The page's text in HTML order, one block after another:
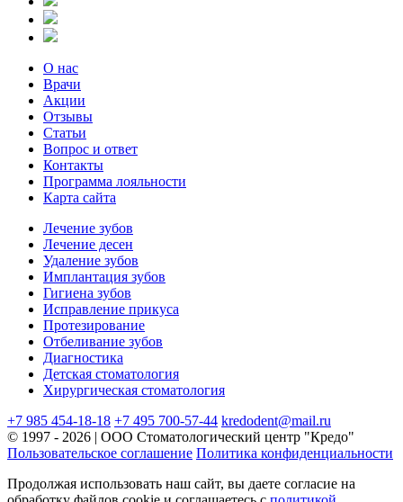
О нас
Врачи
Акции
Отзывы
Статьи
Вопрос и ответ
Контакты
Программа лояльности
Карта сайта
Лечение зубов
Лечение десен
Удаление зубов
Имплантация зубов
Гигиена зубов
Исправление прикуса
Протезирование
Отбеливание зубов
Диагностика
Детская стоматология
Хирургическая стоматология
+7 985 454-18-18 +7 495 700-57-44 kredodent@mail.ru
© 1997 - 2026 | ООО Стоматологический центр "Кредо"
Пользовательское соглашение Политика конфиденциальности
Продолжая использовать наш сайт, вы даете согласие на